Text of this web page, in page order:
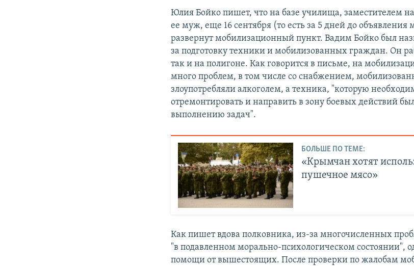
Юлия Бойко пишет, что на базе училища, заместителем
ее муж, еще 16 сентября (то есть за 5 дней до
развернут мобилизационный пункт. Вадим Бойко был
за подготовку техники и мобилизованных граждан. Он
так и на полигоне. Как говорится в письме, на
много проблем, в том числе со снабжением,
злоупотребляли алкоголем, а техника, "которую
отремонтировать и направить в зону боевых действий
выполнению задач".
БОЛЬШЕ ПО ТЕМЕ:
«Крымчан хотят
пушечное мясо»
Как пишет вдова полковника, из-за многочисленных
"в подавленном морально-психологическом состоянии",
помощи от вышестоящих. После проверки по жалобам